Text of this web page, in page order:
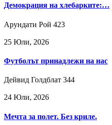
Демокрация на хлебарките:…
Арундати Рой 423
25 Юли, 2026
Футболът принадлежи на нас
Дейвид Голдблат 344
24 Юли, 2026
Мечта за полет. Без криле.